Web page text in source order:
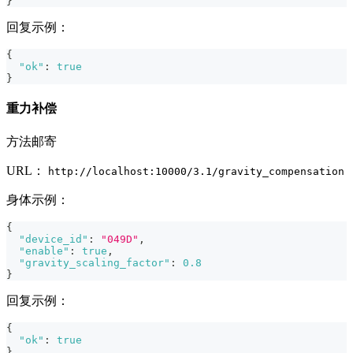
回复示例：
{
"ok" :
true
}
重力补偿
方法邮寄
URL： http://localhost:10000/3.1/gravity_compensation
身体示例：
{
"device_id" : "049D" ,
"enable" : true ,
"gravity_scaling_factor" :
0.8
}
回复示例：
{
"ok" :
true